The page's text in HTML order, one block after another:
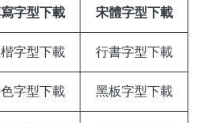
字型下載 宋體字型下載
字型下載 行書字型下載
字型下載 黑板字型下載